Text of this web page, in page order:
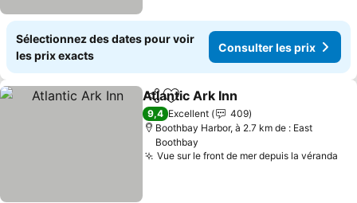
Sélectionnez des dates pour voir
les prix exacts
Consulter les prix
PartagerAjouter à mes favoris
Atlantic Ark Inn
9,4 Excellent
409
Boothbay Harbor, à 2.7 km de : East
Boothbay
Vue sur le front de mer depuis la véranda